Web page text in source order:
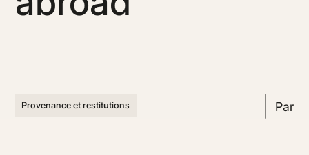
Provenance et restitutions Par